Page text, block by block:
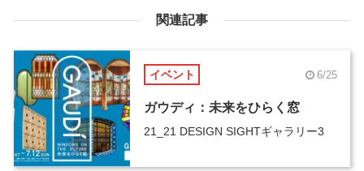
関連記事
イベント 6/25
ガウディ：未来をひらく窓
21_21 DESIGN SIGHTギャラリー3